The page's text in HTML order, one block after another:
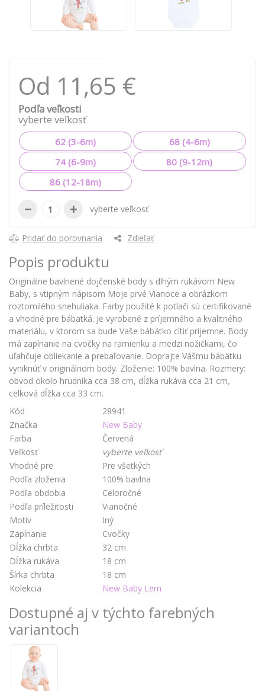
Od 11,65 €
Podľa veľkosti
vyberte veľkosť
62 (3-6m)
68 (4-6m)
74 (6-9m)
80 (9-12m)
86 (12-18m)
− + vyberte veľkosť
Pridať do porovnania Zdieľať
Popis produktu
Originálne bavlnené dojčenské body s dlhým rukávom New
Baby, s vtipným nápisom Moje prvé Vianoce a obrázkom
roztomilého snehuliaka. Farby použité k potlači sú certifikované
a vhodné pre bábätká. Je vyrobené z príjemného a kvalitného
materiálu, v ktorom sa bude Vaše bábätko cítiť príjemne. Body
má zapínanie na cvočky na ramienku a medzi nožičkami, čo
uľahčuje obliekanie a prebaľovanie. Doprajte Vášmu bábätku
vyniknúť v originálnom body. Zloženie: 100% bavlna. Rozmery:
obvod okolo hrudníka cca 38 cm, dĺžka rukáva cca 21 cm,
celková dĺžka cca 33 cm.
Kód
28941
Značka
New Baby
Farba
Červená
Veľkosť
vyberte veľkosť
Vhodné pre
Pre všetkých
Podľa zloženia
100% bavlna
Podľa obdobia
Celoročné
Podľa príležitosti
Vianočné
Motív
Iný
Zapínanie
Cvočky
Dĺžka chrbta
32 cm
Dĺžka rukáva
18 cm
Šírka chrbta
18 cm
Kolekcia
New Baby Lem
Dostupné aj v týchto farebných
variantoch